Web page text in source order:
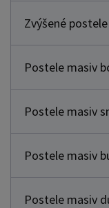
Zvýšené postele
Postele masiv
Postele masiv
Postele masiv
Postele masiv